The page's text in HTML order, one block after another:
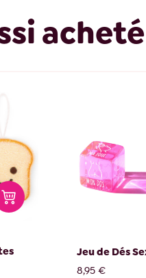
acheté
Jeu de Dés
8,95 €